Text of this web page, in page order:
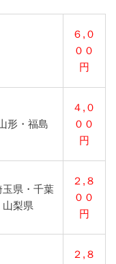
６,０
００
円
形・福島
４,０
００
円
県・千葉
山梨県
２,８
００
円
２,８